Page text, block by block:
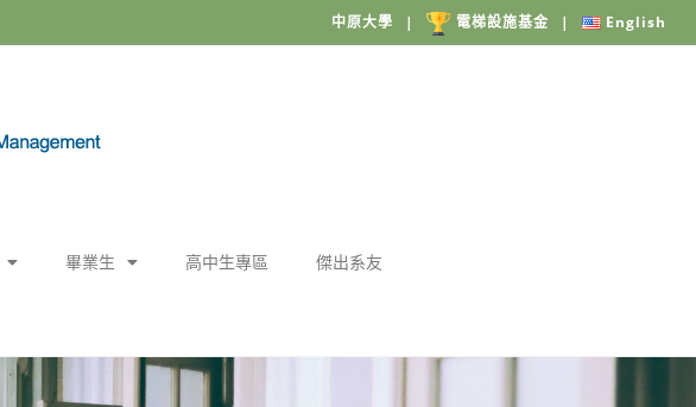
中原大學 | 電梯設施基金 | English
畢業生 高中生專區 傑出系友